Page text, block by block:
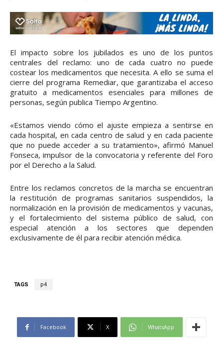
El impacto sobre los jubilados es uno de los puntos
centrales del reclamo: uno de cada cuatro no puede
costear los medicamentos que necesita. A ello se suma el
cierre del programa Remediar, que garantizaba el acceso
gratuito a medicamentos esenciales para millones de
personas, según publica Tiempo Argentino.
«Estamos viendo cómo el ajuste empieza a sentirse en
cada hospital, en cada centro de salud y en cada paciente
que no puede acceder a su tratamiento», afirmó Manuel
Fonseca, impulsor de la convocatoria y referente del Foro
por el Derecho a la Salud.
Entre los reclamos concretos de la marcha se encuentran
la restitución de programas sanitarios suspendidos, la
normalización en la provisión de medicamentos y vacunas,
y el fortalecimiento del sistema público de salud, con
especial atención a los sectores que dependen
exclusivamente de él para recibir atención médica.
TAGS p4
Facebook X WhatsApp